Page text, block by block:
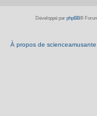
Développé par phpBB®
À propos de